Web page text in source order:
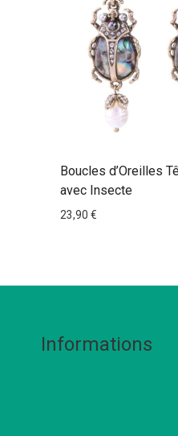
Boucles d’Oreilles
avec Insecte
23,90 €
Informations